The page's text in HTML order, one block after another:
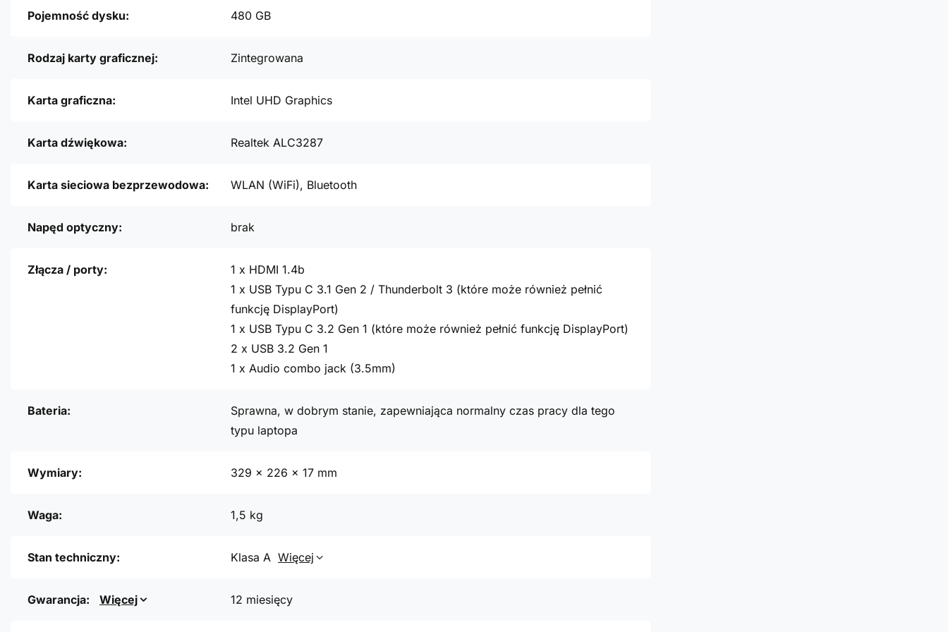
Pojemność dysku: 480 GB
Rodzaj karty graficznej: Zintegrowana
Karta graficzna: Intel UHD Graphics
Karta dźwiękowa: Realtek ALC3287
Karta sieciowa bezprzewodowa: WLAN (WiFi), Bluetooth
Napęd optyczny: brak
Złącza / porty:
1 x HDMI 1.4b
1 x USB Typu C 3.1 Gen 2 / Thunderbolt 3 (które może również pełnić
funkcję DisplayPort)
1 x USB Typu C 3.2 Gen 1 (które może również pełnić funkcję DisplayPort)
2 x USB 3.2 Gen 1
1 x Audio combo jack (3.5mm)
Bateria:
Sprawna, w dobrym stanie, zapewniająca normalny czas pracy dla tego
typu laptopa
Wymiary: 329 x 226 x 17 mm
Waga: 1,5 kg
Stan techniczny: Klasa A Więcej
Gwarancja: Więcej 12 miesięcy